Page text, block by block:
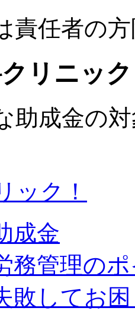
責任者の
リニック
助成金の
ック！
成金
務管理の
敗してお